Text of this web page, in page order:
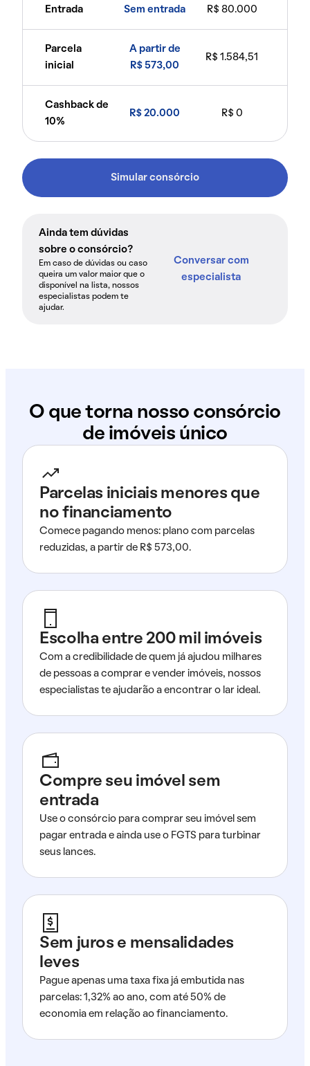
Entrada Sem entrada R$ 80.000
Parcela
inicial
A partir de
R$ 573,00
R$ 1.584,51
Cashback de
10%
R$ 20.000 R$ 0
Simular consórcio
Ainda tem dúvidas
sobre o consórcio?
Em caso de dúvidas ou caso
queira um valor maior que o
disponível na lista, nossos
especialistas podem te
ajudar.
Conversar com
especialista
O que torna nosso consórcio
de imóveis único
Parcelas iniciais menores que
no financiamento
Comece pagando menos: plano com parcelas
reduzidas, a partir de R$ 573,00.
Escolha entre 200 mil imóveis
Com a credibilidade de quem já ajudou milhares
de pessoas a comprar e vender imóveis, nossos
especialistas te ajudarão a encontrar o lar ideal.
Compre seu imóvel sem
entrada
Use o consórcio para comprar seu imóvel sem
pagar entrada e ainda use o FGTS para turbinar
seus lances.
Sem juros e mensalidades
leves
Pague apenas uma taxa fixa já embutida nas
parcelas: 1,32% ao ano, com até 50% de
economia em relação ao financiamento.